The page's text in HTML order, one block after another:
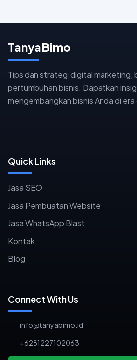
TanyaBimo
Tips dan strategi digital marketing,
pertumbuhan bisnis. Dapatkan
mengembangkan bisnis Anda di era
Quick Links
Jasa SEO
Jasa Pembuatan Website
Jasa WhatsApp Blast
Kontak
Blog
Connect With Us
info@tanyabimo.id
+6281227102063